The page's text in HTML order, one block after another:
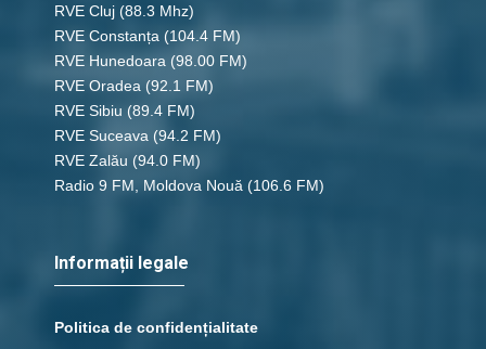
RVE Cluj (88.3 Mhz)
RVE Constanța (104.4 FM)
RVE Hunedoara (98.00 FM)
RVE Oradea (92.1 FM)
RVE Sibiu (89.4 FM)
RVE Suceava (94.2 FM)
RVE Zalău (94.0 FM)
Radio 9 FM, Moldova Nouă (106.6 FM)
Informații legale
Politica de confidențialitate